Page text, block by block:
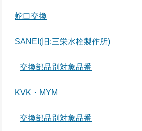
蛇口交換
SANEI(旧:三栄水栓製作所)
交換部品別対象品番
KVK・MYM
交換部品別対象品番